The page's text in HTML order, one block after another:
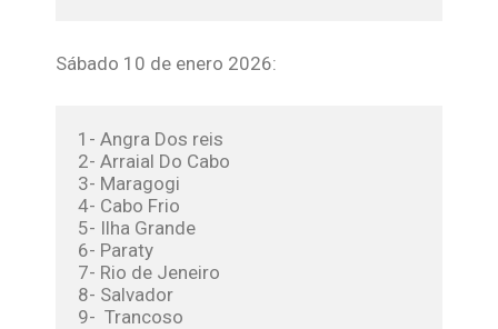
Sábado 10 de enero 2026:
1- Angra Dos reis
2- Arraial Do Cabo
3- Maragogi
4- Cabo Frio
5- Ilha Grande
6- Paraty
7- Rio de Jeneiro
8- Salvador
9-  Trancoso